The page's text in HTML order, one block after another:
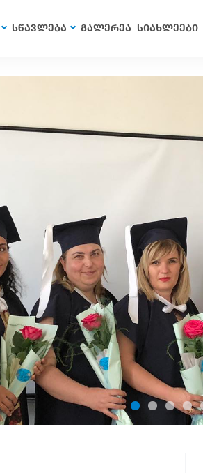
სწავლება გალერეა სიახლეები